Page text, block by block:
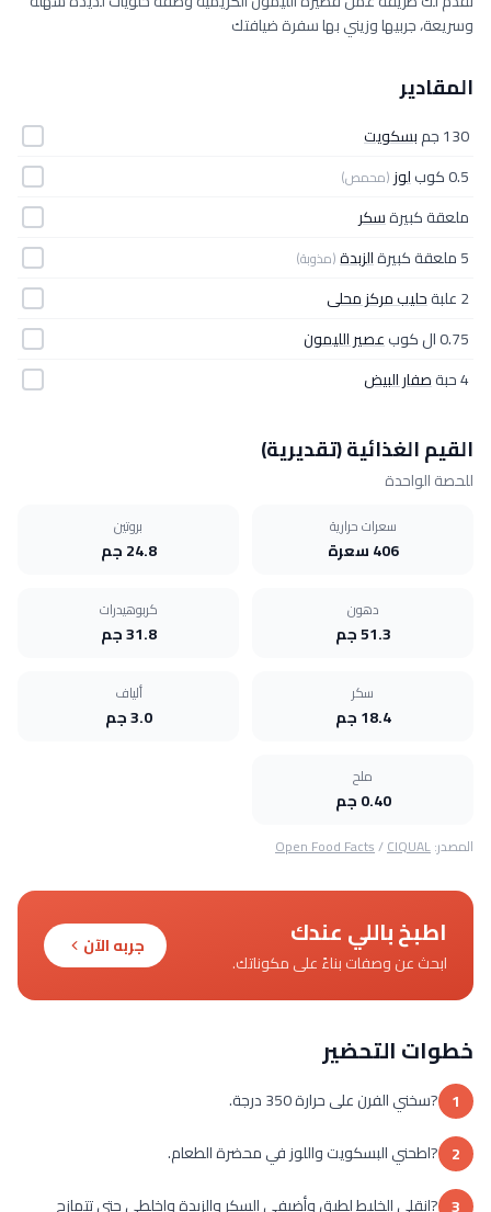
وسريعة، جربيها وزيني بها سفرة ضيافتك
المقادير
130 جم
بسكويت
0.5 كوب
لوز (محمص)
ملعقة كبيرةسكر
5 ملعقة كبيرة
الزبدة(مذوبة)
2 علبة
حليب مركز محلى
0.75 ال كوب
عصير الليمون
4 حبة
صفار البيض
القيم الغذائية (تقديرية)
للحصة الواحدة
سعرات حرارية
406 سعرة
بروتين
24.8 جم
دهون
51.3 جم
كربوهيدرات
31.8 جم
سكر
18.4 جم
ألياف
3.0 جم
ملح
0.40 جم
المصدر: Open Food Facts/CIQUAL
اطبخ باللي عندك
ابحث عن وصفات بناءً على مكوناتك.
جربه الآن
خطوات التحضير
1 ?سخني الفرن على حرارة 350 درجة.
2 ?اطحني البسكويت واللوز في محضرة الطعام.
3 ?انقلي الخليط لطبق وأضيفي السكر والزبدة واخلطي حتى تتمازج